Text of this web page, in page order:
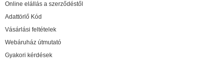
Online elállás a szerződéstől
Adattörlő Kód
Vásárlási feltételek
Webáruház útmutató
Gyakori kérdések